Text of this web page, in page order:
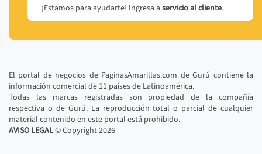
¡Estamos para ayudarte! Ingresa a servicio al cliente.
El portal de negocios de PaginasAmarillas.com de Gurú contiene la
información comercial de 11 países de Latinoamérica.
Todas las marcas registradas son propiedad de la compañía
respectiva o de Gurú. La reproducción total o parcial de cualquier
material contenido en este portal está prohibido.
AVISO LEGAL© Copyright2026